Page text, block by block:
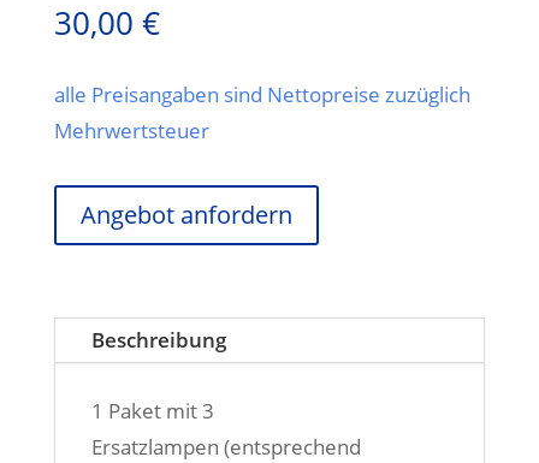
30,00 €
alle Preisangaben sind Nettopreise zuzüglich
Mehrwertsteuer
Angebot anfordern
Beschreibung
1 Paket mit 3
Ersatzlampen (entsprechend